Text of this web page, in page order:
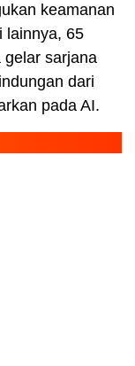
keamanan
lainnya, 65
gelar sarjana
dari
pada AI.